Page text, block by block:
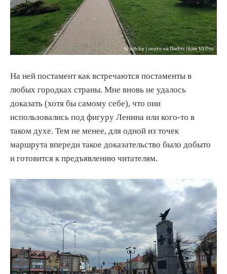
На ней постамент как встречаются постаменты в
любых городках страны. Мне вновь не удалось
доказать (хотя бы самому себе), что они
использовались под фигуру Ленина или кого-то в
таком духе. Тем не менее, для одной из точек
маршрута впереди такое доказательство было добыто
и готовится к предъявлению читателям.